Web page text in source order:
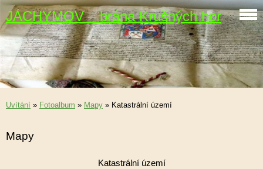
JÁCHYMOV – brána Krušných hor
Uvítání » Fotoalbum » Mapy » Katastrální území
Mapy
Katastrální území